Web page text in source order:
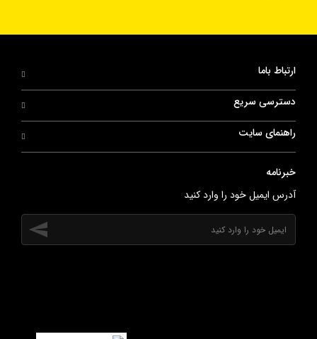
ارتباط باما
دسترسی سریع
راهنمای سایت
خبرنامه
آدرس ایمیل خود را وارد کنید